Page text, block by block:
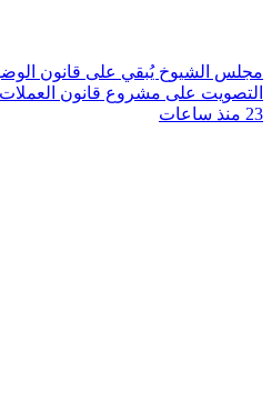
مجلس الشيوخ يُبقي على قانون
التصويت على مشروع قانون
23 منذ ساعات